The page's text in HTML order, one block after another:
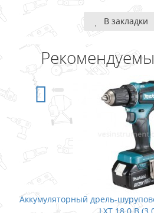
В закладки
Аккумуляторный дрель-